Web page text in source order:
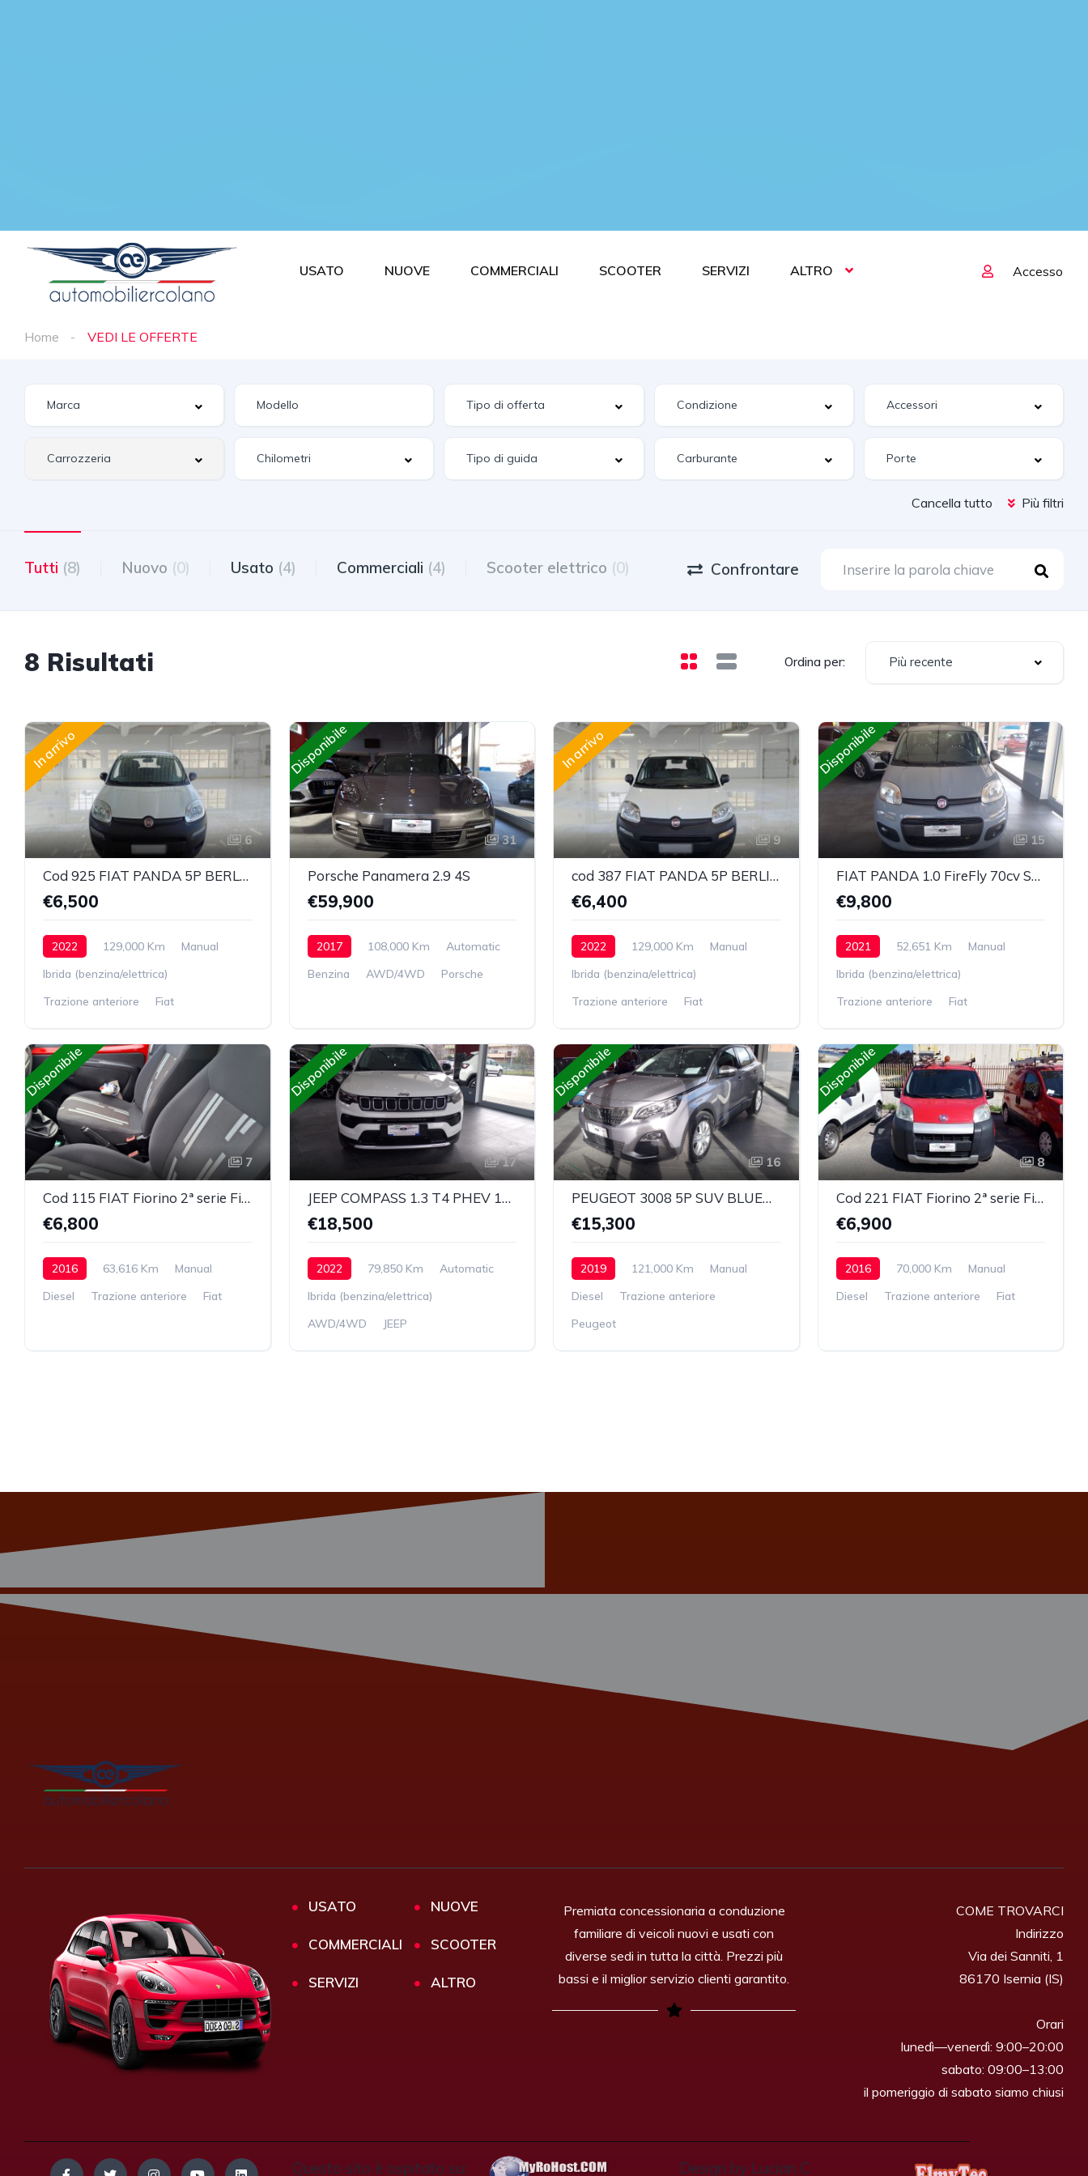
USATO NUOVE COMMERCIALI SCOOTER SERVIZI ALTRO Accesso
Home VEDI LE OFFERTE
Cancella tutto Più filtri
Tutti (8) Nuovo (0) Usato (4) Commerciali (4) Scooter elettrico (0) Confrontare
8 Risultati Ordina per: Più recente
In arrivo
6
Cod 925 FIAT PANDA 5P BERLINA 1.0 70CV HYBRID EURO 6D VAN 2 P. POP
€6,500
2022 129,000 Km
Manual
Ibrida (benzina/elettrica)
Trazione anteriore
Fiat
Disponibile
31
Porsche Panamera 2.9 4S
€59,900
2017 108,000 Km
Automatic
Benzina
AWD/4WD Porsche
In arrivo
9
cod 387 FIAT PANDA 5P BERLINA 1.0 70CV HYBRID EURO 6D VAN 2 P. POP
€6,400
2022 129,000 Km
Manual
Ibrida (benzina/elettrica)
Trazione anteriore
Fiat
Disponibile
15
FIAT PANDA 1.0 FireFly 70cv S&S Hybrid
€9,800
2021 52,651 Km
Manual
Ibrida (benzina/elettrica)
Trazione anteriore
Fiat
Disponibile
7
Cod 115 FIAT Fiorino 2ª serie Fiorino 1.3 MJT 95CV Furgone Adventure
€6,800
2016 63,616 Km
Manual
Diesel
Trazione anteriore Fiat
Disponibile
17
JEEP COMPASS 1.3 T4 PHEV 190cv Limited 4xe Auto
€18,500
2022 79,850 Km
Automatic
Ibrida (benzina/elettrica)
AWD/4WD
JEEP
Disponibile
16
PEUGEOT 3008 5P SUV BLUEHDI 130 SeS BUSINESS
€15,300
2019 121,000 Km
Manual
Diesel
Trazione anteriore
Peugeot
Disponibile
8
Cod 221 FIAT Fiorino 2ª serie Fiorino 1.3 MJT 95CV Furgone Adventure
€6,900
2016 70,000 Km
Manual
Diesel
Trazione anteriore Fiat
USATO NUOVE
COMMERCIALI SCOOTER
SERVIZI ALTRO
Premiata concessionaria a conduzione
familiare di veicoli nuovi e usati con
diverse sedi in tutta la città. Prezzi più
bassi e il miglior servizio clienti garantito.
COME TROVARCI
Indirizzo
Via dei Sanniti, 1
86170 Isernia (IS)
Orari
lunedì—venerdì: 9:00–20:00
sabato: 09:00–13:00
il pomeriggio di sabato siamo chiusi
Questo sito è ospitato su: Design by Lucian C